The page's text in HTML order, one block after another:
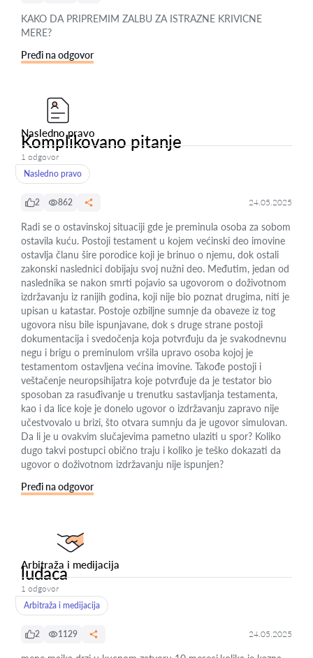
KAKO DA PRIPREMIM ZALBU ZA ISTRAZNE KRIVICNE
MERE?
Pređi na odgovor
Nasledno pravo
Komplikovano pitanje
1 odgovor
Nasledno pravo
2 862 24.05.2025
Radi se o ostavinskoj situaciji gde je preminula osoba za sobom
ostavila kuću. Postoji testament u kojem većinski deo imovine
ostavlja članu šire porodice koji je brinuo o njemu, dok ostali
zakonski naslednici dobijaju svoj nužni deo. Međutim, jedan od
naslednika se nakon smrti pojavio sa ugovorom o doživotnom
izdržavanju iz ranijih godina, koji nije bio poznat drugima, niti je
upisan u katastar. Postoje ozbiljne sumnje da obaveze iz tog
ugovora nisu bile ispunjavane, dok s druge strane postoji
dokumentacija i svedočenja koja potvrđuju da je svakodnevnu
negu i brigu o preminulom vršila upravo osoba kojoj je
testamentom ostavljena većina imovine. Takođe postoji i
veštačenje neuropsihijatra koje potvrđuje da je testator bio
sposoban za rasuđivanje u trenutku sastavljanja testamenta,
kao i da lice koje je donelo ugovor o izdržavanju zapravo nije
učestvovalo u brizi, što otvara sumnju da je ugovor simulovan.
Da li je u ovakvim slučajevima pametno ulaziti u spor? Koliko
dugo takvi postupci obično traju i koliko je teško dokazati da
ugovor o doživotnom izdržavanju nije ispunjen?
Pređi na odgovor
Arbitraža i medijacija
ludaca
1 odgovor
Arbitraža i medijacija
2 1129 24.05.2025